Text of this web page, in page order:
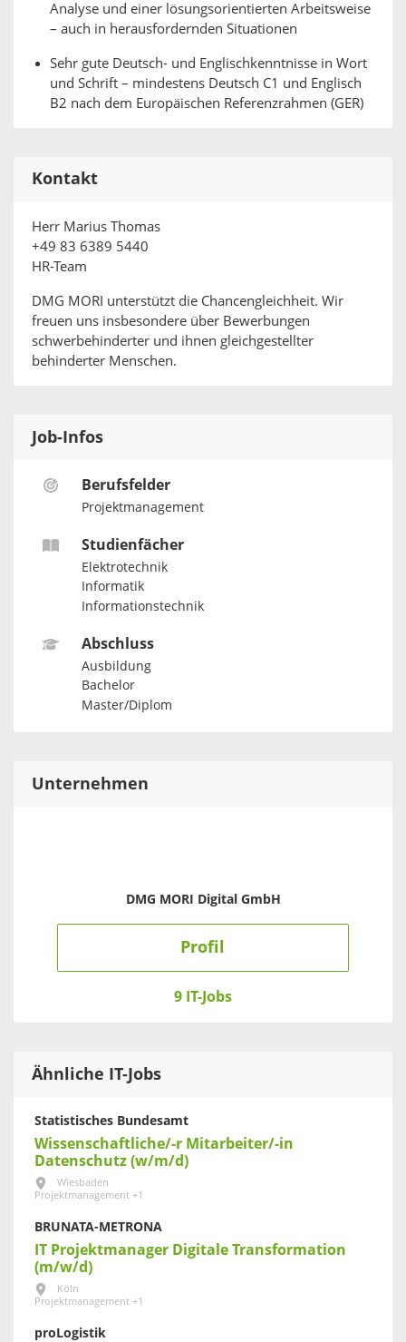
Analyse und einer lösungsorientierten Arbeitsweise
– auch in herausfordernden Situationen
Sehr gute Deutsch- und Englischkenntnisse in Wort
und Schrift – mindestens Deutsch C1 und Englisch
B2 nach dem Europäischen Referenzrahmen (GER)
Kontakt
Herr Marius Thomas
+49 83 6389 5440
HR-Team
DMG MORI unterstützt die Chancengleichheit. Wir
freuen uns insbesondere über Bewerbungen
schwerbehinderter und ihnen gleichgestellter
behinderter Menschen.
Job-Infos
Berufsfelder
Projektmanagement
Studienfächer
Elektrotechnik
Informatik
Informationstechnik
Abschluss
Ausbildung
Bachelor
Master/Diplom
Unternehmen
DMG MORI Digital GmbH
Profil
9 IT-Jobs
Ähnliche IT-Jobs
Statistisches Bundesamt
Wissenschaftliche/-r Mitarbeiter/-in
Datenschutz (w/m/d)
Wiesbaden
Projektmanagement +1
BRUNATA-METRONA
IT Projektmanager Digitale Transformation
(m/w/d)
Köln
Projektmanagement +1
proLogistik